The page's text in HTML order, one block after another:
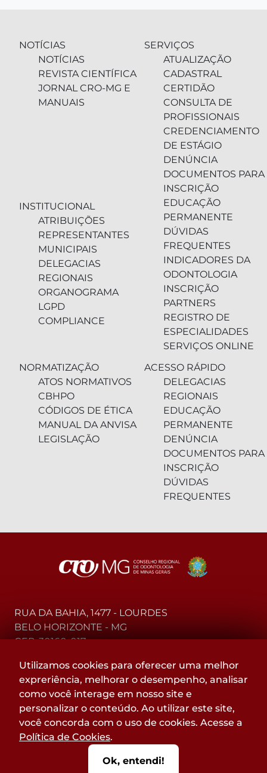
NOTÍCIAS
NOTÍCIAS
REVISTA CIENTÍFICA
JORNAL CRO-MG E
MANUAIS
INSTITUCIONAL
ATRIBUIÇÕES
REPRESENTANTES
MUNICIPAIS
DELEGACIAS
REGIONAIS
ORGANOGRAMA
LGPD
COMPLIANCE
SERVIÇOS
ATUALIZAÇÃO
CADASTRAL
CERTIDÃO
CONSULTA DE
PROFISSIONAIS
CREDENCIAMENTO
DE ESTÁGIO
DENÚNCIA
DOCUMENTOS PARA
INSCRIÇÃO
EDUCAÇÃO
PERMANENTE
DÚVIDAS
FREQUENTES
INDICADORES DA
ODONTOLOGIA
INSCRIÇÃO
PARTNERS
REGISTRO DE
ESPECIALIDADES
SERVIÇOS ONLINE
NORMATIZAÇÃO
ATOS NORMATIVOS
CBHPO
CÓDIGOS DE ÉTICA
MANUAL DA ANVISA
LEGISLAÇÃO
ACESSO RÁPIDO
DELEGACIAS
REGIONAIS
EDUCAÇÃO
PERMANENTE
DENÚNCIA
DOCUMENTOS PARA
INSCRIÇÃO
DÚVIDAS
FREQUENTES
RUA DA BAHIA, 1477 - LOURDES
BELO HORIZONTE - MG
CEP: 30160-017
(31) 2104-3000 - WhatsApp
0800-015-4000 - Telefone
Acompanhe
@CROMGOFICIAL
nas redes sociais:
Utilizamos cookies para oferecer uma melhor
expreriência, melhorar o desempenho, analisar
como você interage em nosso site e
personalizar o conteúdo. Ao utilizar este site,
você concorda com o uso de cookies. Acesse a
Política de Cookies.
Ok, entendi!